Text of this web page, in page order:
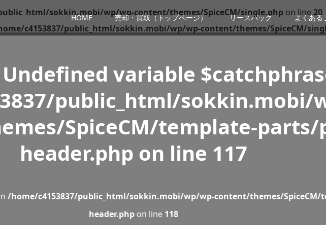
HOME 売却・買取（トップページ） リースバック よくある
sokkin.mobi/wp/wp-content/themes/SpiceCM/single.php on line20
c4153837/public_html/sokkin.mobi/wp/wp-content/themes/SpiceCM/
Undefined variable
public_html/sokkin.mobi/
SpiceCM/template-parts/
header.php on line 117
/home/c4153837/public_html/sokkin.mobi/wp/wp-content/themes/SpiceCM/
header.php on line 118